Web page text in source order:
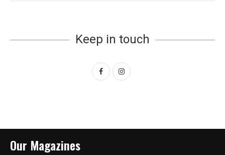
Keep in touch
Our Magazines